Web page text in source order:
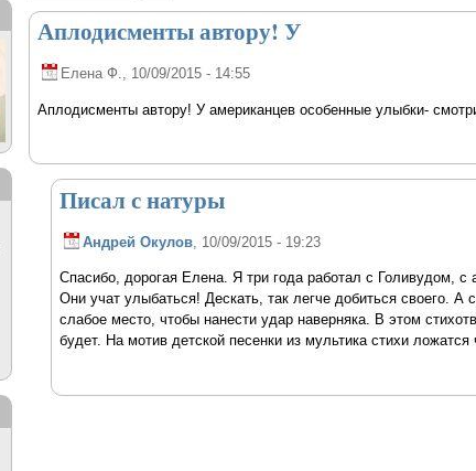
Аплодисменты автору! У
Елена Ф. , 10/09/2015 - 14:55
Аплодисменты автору! У американцев особенные улыбки-
Писал с натуры
Андрей Окулов, 10/09/2015 - 19:23
Спасибо, дорогая Елена. Я три года работал с Голивудом, с
Они учат улыбаться! Дескать, так легче добиться своего.
слабое место, чтобы нанести удар наверняка. В этом
будет. На мотив детской песенки из мультика стихи ложатся